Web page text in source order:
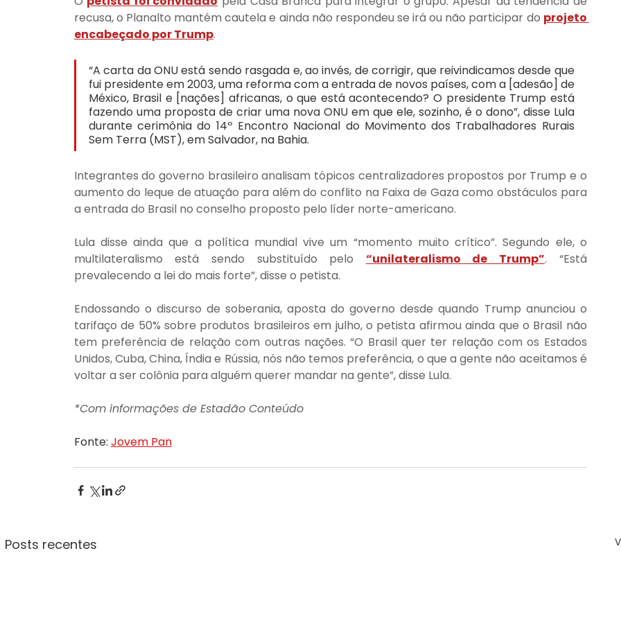
recusa, o Planalto mantém cautela e ainda não respondeu se irá ou não participar do projeto
encabeçado por Trump.
“A carta da ONU está sendo rasgada e, ao invés, de corrigir, que reivindicamos desde que
fui presidente em 2003, uma reforma com a entrada de novos países, com a [adesão] de
México, Brasil e [nações] africanas, o que está acontecendo? O presidente Trump está
fazendo uma proposta de criar uma nova ONU em que ele, sozinho, é o dono”, disse Lula
durante cerimônia do 14º Encontro Nacional do Movimento dos Trabalhadores Rurais
Sem Terra (MST), em Salvador, na Bahia.
Integrantes do governo brasileiro analisam tópicos centralizadores propostos por Trump e o
aumento do leque de atuação para além do conflito na Faixa de Gaza como obstáculos para
a entrada do Brasil no conselho proposto pelo líder norte-americano.
Lula disse ainda que a política mundial vive um “momento muito crítico”. Segundo ele, o
multilateralismo está sendo substituído pelo “unilateralismo de Trump”. “Está
prevalecendo a lei do mais forte”, disse o petista.
Endossando o discurso de soberania, aposta do governo desde quando Trump anunciou o
tarifaço de 50% sobre produtos brasileiros em julho, o petista afirmou ainda que o Brasil não
tem preferência de relação com outras nações. “O Brasil quer ter relação com os Estados
Unidos, Cuba, China, Índia e Rússia, nós não temos preferência, o que a gente não aceitamos é
voltar a ser colônia para alguém querer mandar na gente”, disse Lula.
*Com informações de Estadão Conteúdo
Fonte: Jovem Pan
Posts recentes